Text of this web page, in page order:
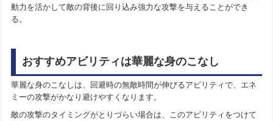
動力を活かして敵の背後に回り込み強力な攻撃を与えることができ
る。
おすすめアビリティは華麗な身のこなし
華麗な身のこなしは、回避時の無敵時間が伸びるアビリティで、エネ
ミーの攻撃がかなり避けやすくなります。
敵の攻撃のタイミングがとりづらい場合は、このアビリティをつけて